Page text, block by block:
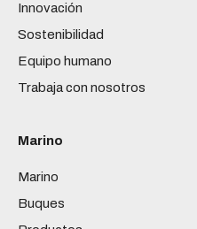
Innovación
Sostenibilidad
Equipo humano
Trabaja con nosotros
Marino
Marino
Buques